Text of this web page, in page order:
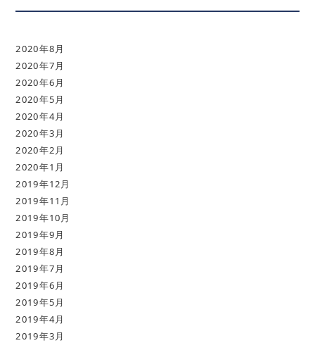
2020年8月
2020年7月
2020年6月
2020年5月
2020年4月
2020年3月
2020年2月
2020年1月
2019年12月
2019年11月
2019年10月
2019年9月
2019年8月
2019年7月
2019年6月
2019年5月
2019年4月
2019年3月